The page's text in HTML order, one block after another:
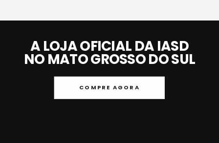
A LOJA OFICIAL DA IASD
NO MATO GROSSO DO SUL
COMPRE AGORA